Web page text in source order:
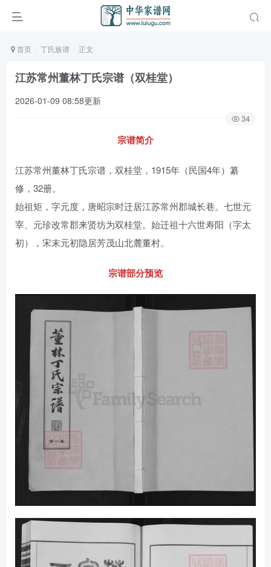
首页 丁氏族谱 正文
江苏常州董林丁氏宗谱（双桂堂）
2026-01-09 08:58更新
34
宗谱简介
江苏常州董林丁氏宗谱，双桂堂，1915年（民国4年）纂
修，32册。
始祖矩，字元度，唐昭宗时迁居江苏常州郡城长巷。七世元
宰、元珍改常郡来贤坊为双桂堂。始迁祖十六世寿阳（字太
初），宋末元初隐居芳茂山北麓董村。
宗谱部分预览